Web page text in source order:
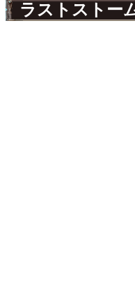
ラストストー